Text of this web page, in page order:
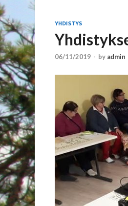
YHDISTYS
06/11/2019 - by admin